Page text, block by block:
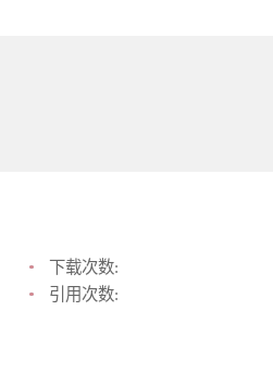
下载次数:
引用次数: